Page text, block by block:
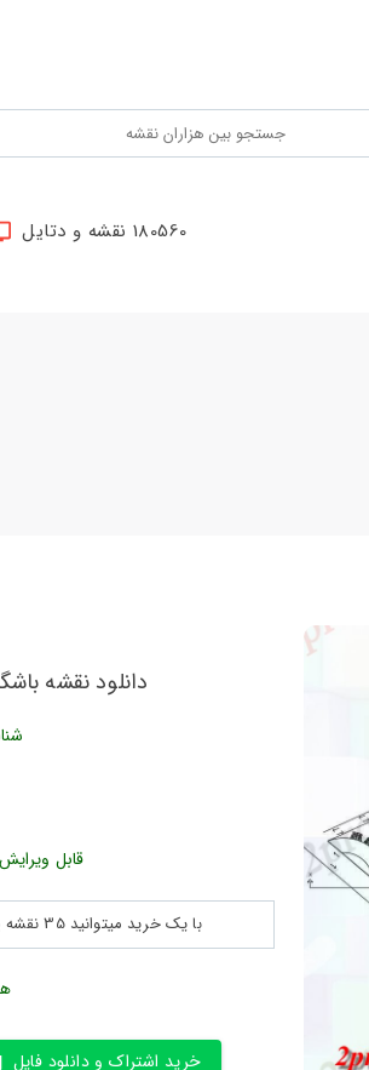
180560 نقشه و دتایل
دانلود نقشه باشگاه 108×203 متر 121 در 132 متر
قابل
با یک خرید میتوانید 35 نقشه پلان جزییات و ... را بین 180560 نقشه به مدت 30 روز دانلود کنید
خرید اشتراک و دانلود فایل